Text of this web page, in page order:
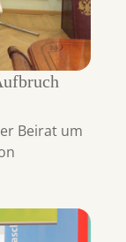
Beirat um